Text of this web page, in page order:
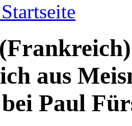
aus
Paul